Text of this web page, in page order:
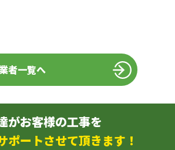
者一覧へ
がお客様の工事を
ポートさせて頂きます！